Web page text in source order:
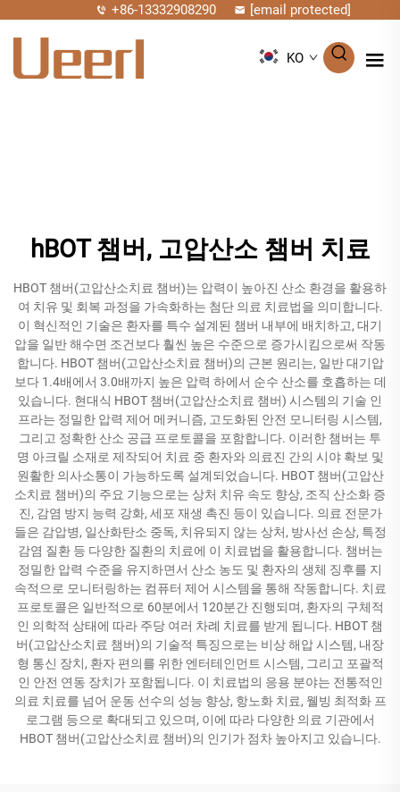
+86-13332908290 [email protected]
KO
hBOT 챔버, 고압산소 챔버 치료
HBOT 챔버(고압산소치료 챔버)는 압력이 높아진 산소 환경을 활용하
여 치유 및 회복 과정을 가속화하는 첨단 의료 치료법을 의미합니다.
이 혁신적인 기술은 환자를 특수 설계된 챔버 내부에 배치하고, 대기
압을 일반 해수면 조건보다 훨씬 높은 수준으로 증가시킴으로써 작동
합니다. HBOT 챔버(고압산소치료 챔버)의 근본 원리는, 일반 대기압
보다 1.4배에서 3.0배까지 높은 압력 하에서 순수 산소를 호흡하는 데
있습니다. 현대식 HBOT 챔버(고압산소치료 챔버) 시스템의 기술 인
프라는 정밀한 압력 제어 메커니즘, 고도화된 안전 모니터링 시스템,
그리고 정확한 산소 공급 프로토콜을 포함합니다. 이러한 챔버는 투
명 아크릴 소재로 제작되어 치료 중 환자와 의료진 간의 시야 확보 및
원활한 의사소통이 가능하도록 설계되었습니다. HBOT 챔버(고압산
소치료 챔버)의 주요 기능으로는 상처 치유 속도 향상, 조직 산소화 증
진, 감염 방지 능력 강화, 세포 재생 촉진 등이 있습니다. 의료 전문가
들은 감압병, 일산화탄소 중독, 치유되지 않는 상처, 방사선 손상, 특정
감염 질환 등 다양한 질환의 치료에 이 치료법을 활용합니다. 챔버는
정밀한 압력 수준을 유지하면서 산소 농도 및 환자의 생체 징후를 지
속적으로 모니터링하는 컴퓨터 제어 시스템을 통해 작동합니다. 치료
프로토콜은 일반적으로 60분에서 120분간 진행되며, 환자의 구체적
인 의학적 상태에 따라 주당 여러 차례 치료를 받게 됩니다. HBOT 챔
버(고압산소치료 챔버)의 기술적 특징으로는 비상 해압 시스템, 내장
형 통신 장치, 환자 편의를 위한 엔터테인먼트 시스템, 그리고 포괄적
인 안전 연동 장치가 포함됩니다. 이 치료법의 응용 분야는 전통적인
의료 치료를 넘어 운동 선수의 성능 향상, 항노화 치료, 웰빙 최적화 프
로그램 등으로 확대되고 있으며, 이에 따라 다양한 의료 기관에서
HBOT 챔버(고압산소치료 챔버)의 인기가 점차 높아지고 있습니다.